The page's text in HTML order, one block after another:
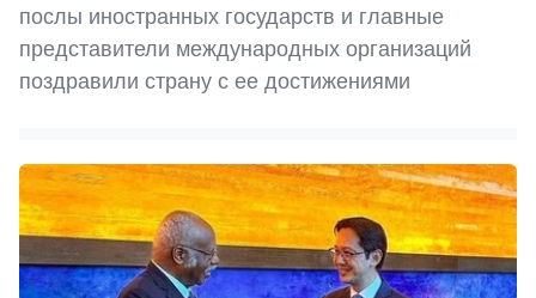
послы иностранных государств и главные
представители международных организаций
поздравили страну с ее достижениями